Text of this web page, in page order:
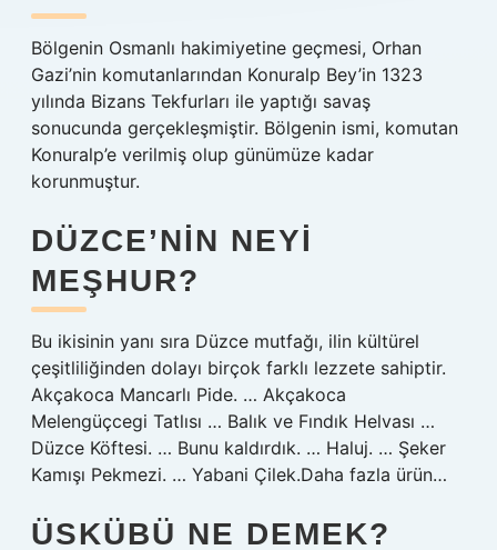
Bölgenin Osmanlı hakimiyetine geçmesi, Orhan
Gazi’nin komutanlarından Konuralp Bey’in 1323
yılında Bizans Tekfurları ile yaptığı savaş
sonucunda gerçekleşmiştir. Bölgenin ismi, komutan
Konuralp’e verilmiş olup günümüze kadar
korunmuştur.
DÜZCE’NIN NEYI
MEŞHUR?
Bu ikisinin yanı sıra Düzce mutfağı, ilin kültürel
çeşitliliğinden dolayı birçok farklı lezzete sahiptir.
Akçakoca Mancarlı Pide. … Akçakoca
Melengüçcegi Tatlısı … Balık ve Fındık Helvası …
Düzce Köftesi. … Bunu kaldırdık. … Haluj. … Şeker
Kamışı Pekmezi. … Yabani Çilek.Daha fazla ürün…
ÜSKÜBÜ NE DEMEK?